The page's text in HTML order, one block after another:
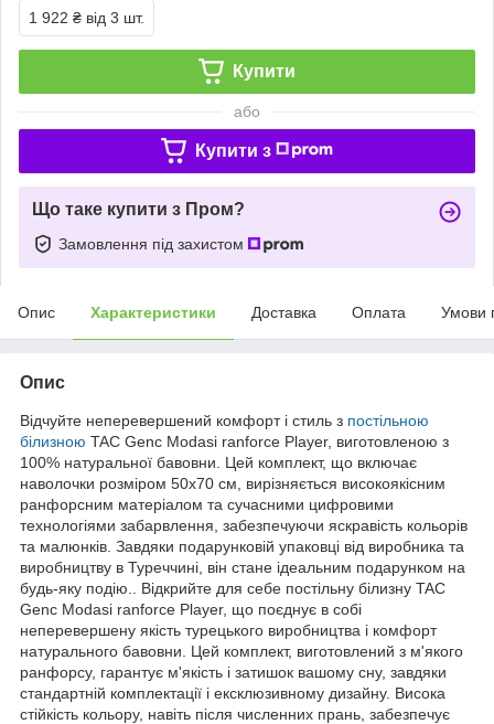
1 922 ₴ від 3 шт.
Купити
або
Купити з
Що таке купити з Пром?
Замовлення під захистом
Опис Характеристики Доставка Оплата Умови
Опис
Відчуйте неперевершений комфорт і стиль з постільною
білизною TAC Genc Modasi ranforce Player, виготовленою з
100% натуральної бавовни. Цей комплект, що включає
наволочки розміром 50x70 см, вирізняється високоякісним
ранфорсним матеріалом та сучасними цифровими
технологіями забарвлення, забезпечуючи яскравість кольорів
та малюнків. Завдяки подарунковій упаковці від виробника та
виробництву в Туреччині, він стане ідеальним подарунком на
будь-яку подію.. Відкрийте для себе постільну білизну TAC
Genc Modasi ranforce Player, що поєднує в собі
неперевершену якість турецького виробництва і комфорт
натурального бавовни. Цей комплект, виготовлений з м'якого
ранфорсу, гарантує м'якість і затишок вашому сну, завдяки
стандартній комплектації і ексклюзивному дизайну. Висока
стійкість кольору, навіть після численних прань, забезпечує